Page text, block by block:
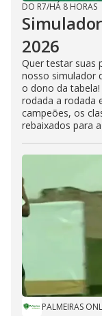
DO R7/HÁ 8 HORAS
2026
Quer testar suas
nosso simulador
o dono da
rodada a rodada
campeões, os
rebaixados para
PALMEIRAS